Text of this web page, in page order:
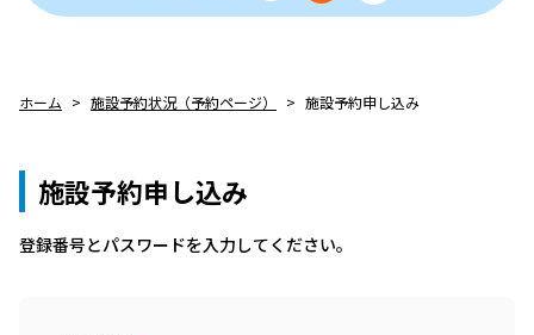
ホーム 施設予約状況（予約ページ） 施設予約申し込み
施設予約申し込み
登録番号とパスワードを⼊⼒してください。